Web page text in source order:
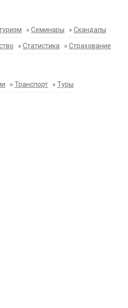
» Семинары » Скандалы
» Статистика » Страхование
» Транспорт » Туры